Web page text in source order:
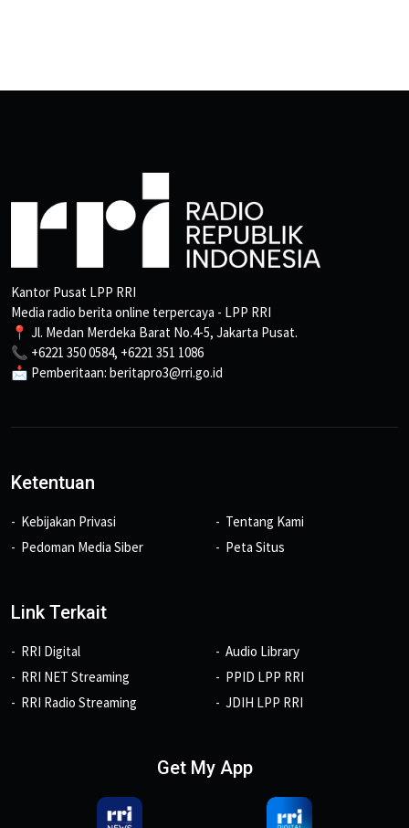
Kantor Pusat LPP RRI
Media radio berita online terpercaya - LPP RRI
📍 Jl. Medan Merdeka Barat No.4-5, Jakarta Pusat.
📞 +6221 350 0584, +6221 351 1086
📩 Pemberitaan: beritapro3@rri.go.id
Ketentuan
Kebijakan Privasi
Pedoman Media Siber
Tentang Kami
Peta Situs
Link Terkait
RRI Digital
RRI NET Streaming
RRI Radio Streaming
Audio Library
PPID LPP RRI
JDIH LPP RRI
Get My App